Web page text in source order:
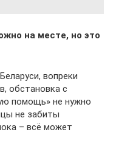
на месте, но это
вопреки
обстановка с
помощь» не нужно
не забиты
– всё может